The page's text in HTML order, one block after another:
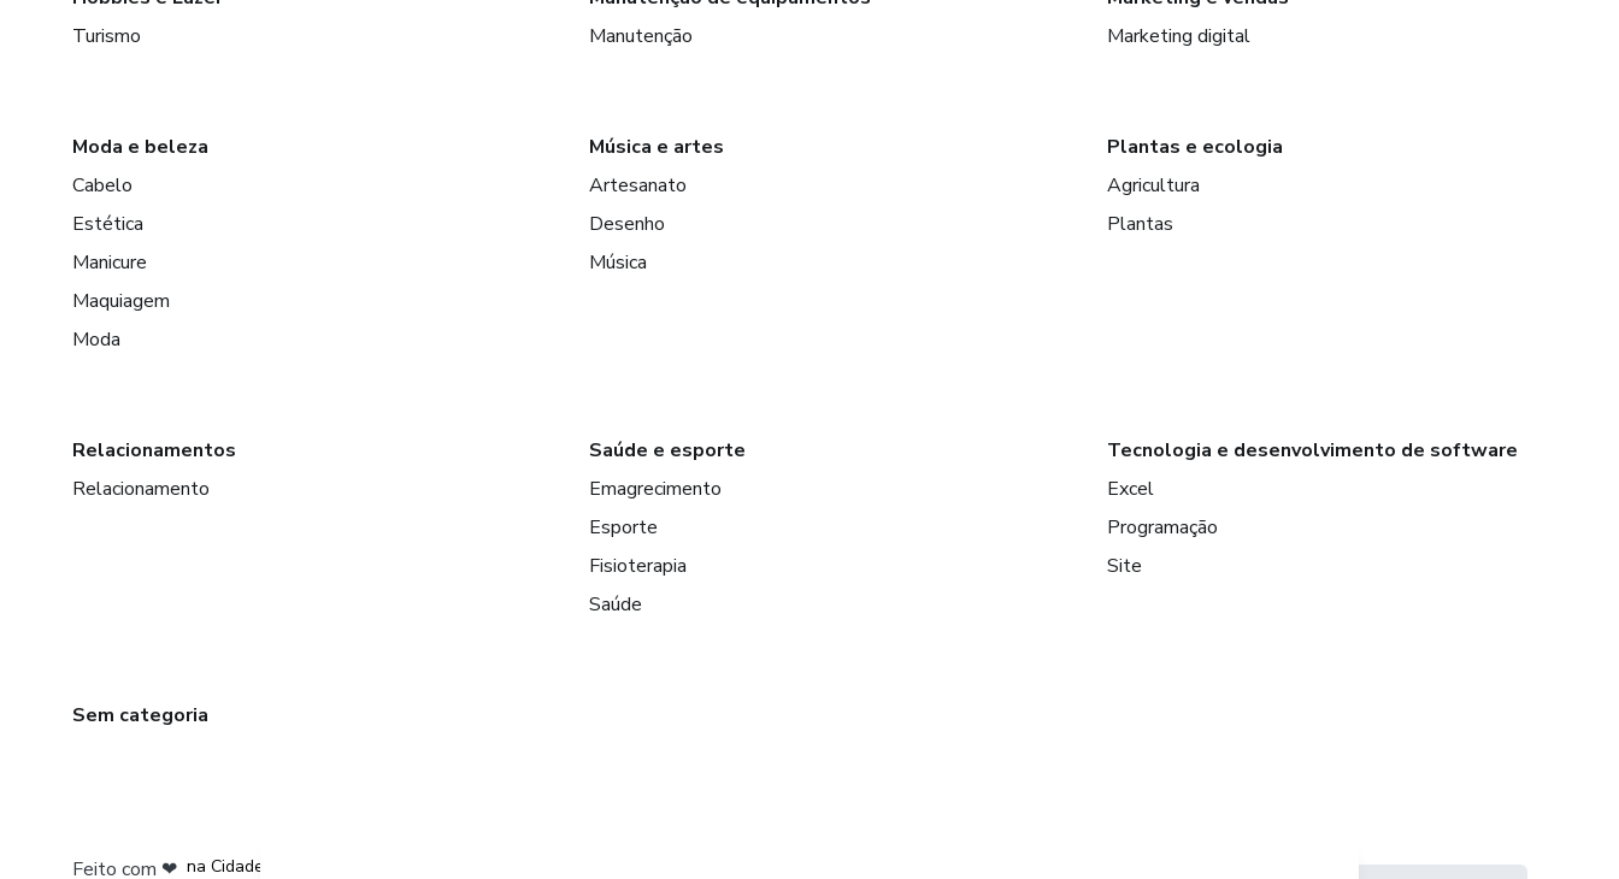
Turismo
Manutenção
Marketing digital
Moda e beleza
Cabelo
Estética
Manicure
Maquiagem
Moda
Música e artes
Artesanato
Desenho
Música
Plantas e ecologia
Agricultura
Plantas
Relacionamentos
Relacionamento
Saúde e esporte
Emagrecimento
Esporte
Fisioterapia
Saúde
Tecnologia e desenvolvimento de software
Excel
Programação
Site
Sem categoria
Feito com ❤ na Cidade do México